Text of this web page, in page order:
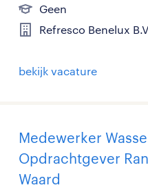
Geen
Refresco Benelux
bekijk vacature
Medewerker
Opdrachtgever
Waard